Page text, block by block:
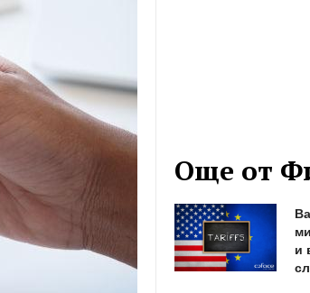
Още от
и